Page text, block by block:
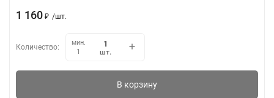
1 160 ₽ /шт.
Количество:
мин.
1
шт.
В корзину